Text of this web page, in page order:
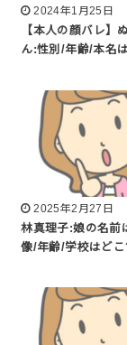
2024年1月25日
【本人の顔バレ】
ん:性別/年齢/本名
2025年2月27日
林真理子:娘の名前
像/年齢/学校はど